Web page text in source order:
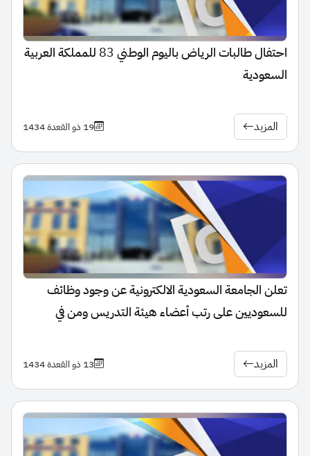
احتفال طالبات الرياض باليوم الوطني 83 للمملكة العربية
السعودية
المزيد 19 ذو القعدة 1434
تعلن الجامعة السعودية الالكترونية عن وجود وظائف
للسعوديين على رتب أعضاء هيئة التدريس ومن في
أستاذ مشارك، أستاذ مساعد)
المزيد 13 ذو القعدة 1434